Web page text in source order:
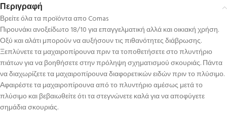
Περιγραφή
Βρείτε όλα τα προϊόντα απο Comas
Πιρουνάκι ανοξείδωτο 18/10 για επαγγελματική αλλά και οικιακή χρήση.
Οξύ και αλάτι μπορούν να αυξήσουν τις πιθανότητες διάβρωσης.
Ξεπλύνετε τα μαχαιροπίρουνα πριν τα τοποθετήσετε στο πλυντήριο
πιάτων για να βοηθήσετε στην πρόληψη σχηματισμού σκουριάς. Πάντα
να διαχωρίζετε τα μαχαιροπίρουνα διαφορετικών ειδών πριν το πλύσιμο.
Αφαιρέστε τα μαχαιροπίρουνα από το πλυντήριο αμέσως μετά το
πλύσιμο και βεβαιωθείτε ότι τα στεγνώνετε καλά για να αποφύγετε
σημάδια σκουριάς.